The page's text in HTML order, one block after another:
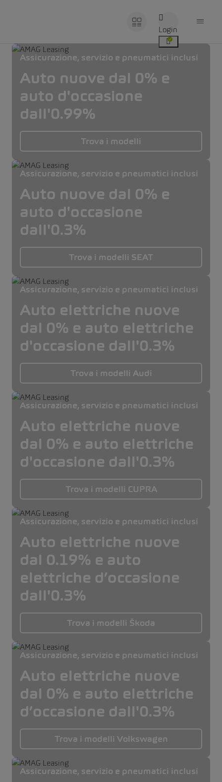
Login
Assicurazione, servizio e pneumatici inclusi
Auto nuove dal 0% e
auto d'occasione
dall'0.99%
Trova i modelli
Assicurazione, servizio e pneumatici inclusi
Auto nuove dal 0% e
auto d'occasione
dall'0.3%
Trova i modelli SEAT
Assicurazione, servizio e pneumatici inclusi
Auto elettriche nuove
dal 0% e auto elettriche
d'occasione dall'0.3%
Trova i modelli Audi
Assicurazione, servizio e pneumatici inclusi
Auto elettriche nuove
dal 0% e auto elettriche
d'occasione dall'0.3%
Trova i modelli CUPRA
Assicurazione, servizio e pneumatici inclusi
Auto elettriche nuove
dal 0.19% e auto
elettriche d’occasione
dall'0.3%
Trova i modelli Škoda
Assicurazione, servizio e pneumatici inclusi
Auto elettriche nuove
dal 0% e auto elettriche
d’occasione dall'0.3%
Trova i modelli Volkswagen
Assicurazione, servizio e pneumatici inclusi